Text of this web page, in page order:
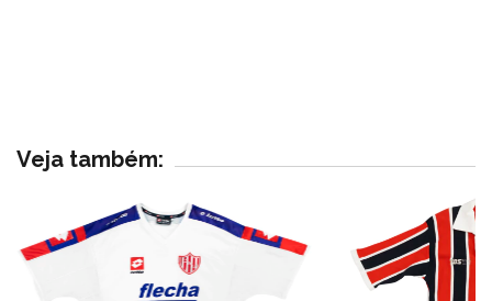
Veja também: